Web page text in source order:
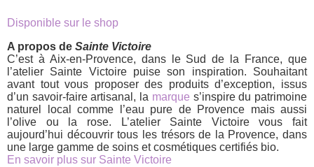
Disponible sur le shop
A propos de Sainte Victoire
C’est à Aix-en-Provence, dans le Sud de la France, que
l’atelier Sainte Victoire puise son inspiration. Souhaitant
avant tout vous proposer des produits d’exception, issus
d’un savoir-faire artisanal, la marque s’inspire du patrimoine
naturel local comme l’eau pure de Provence mais aussi
l’olive ou la rose. L’atelier Sainte Victoire vous fait
aujourd’hui découvrir tous les trésors de la Provence, dans
une large gamme de soins et cosmétiques certifiés bio.
En savoir plus sur Sainte Victoire